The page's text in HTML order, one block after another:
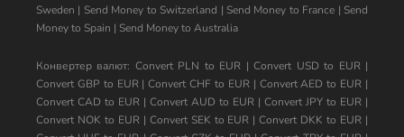
Sweden | Send Money to Switzerland | Send Money to France | Send
Money to Spain | Send Money to Australia
Конвертер валют: Convert PLN to EUR |Convert USD to EUR|
Convert GBP to EUR|Convert CHF to EUR| Convert AED to EUR |
Convert CAD to EUR | Convert AUD to EUR | Convert JPY to EUR |
Convert NOK to EUR| Convert SEK to EUR |Convert DKK to EUR |